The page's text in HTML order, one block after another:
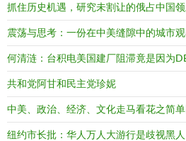
抓住历史机遇，研究未割让的俄占中国
震荡与思考：一份在中美缝隙中的城市
何清涟：台积电美国建厂阻滞竟是因为
共和党阿甘和民主党珍妮
中美、政治、经济、文化走马看花之简
纽约市长批：华人万人大游行是歧视黑人